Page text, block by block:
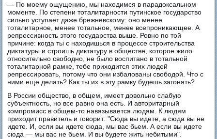
— По моему ощущению, мы находимся в парадоксальном
моменте. По степени тоталитарности путинское государство
сильно уступает даже брежневскому: оно менее
тоталитарное, менее тотальное, менее всепроникающее. А
репрессивность этого государства выше. Ровно по той
причине: когда ты с находишься в процессе строительства
диктатуры и строишь диктатуру в обществе, которое жило
относительно свободно, не было воспитано в тотальной
тоталитарной рамке, тебе приходится этих людей
репрессировать, потому что они избалованы свободой. Что с
ними еще делать? Как ты их в эту рамку будешь загонять?
В России общество, в общем, имеет довольно слабую
субъектность, но все равно она есть. И авторитарный
компромисс в общем-то навязывается людям. К людям
приходит правитель и говорит: "Сюда вы идете, а сюда вы не
идете. И, если вы идете сюда, мы вас бьем. А если вы идете
сюда — мы вас не бьем. И вы будете жить небитыми".